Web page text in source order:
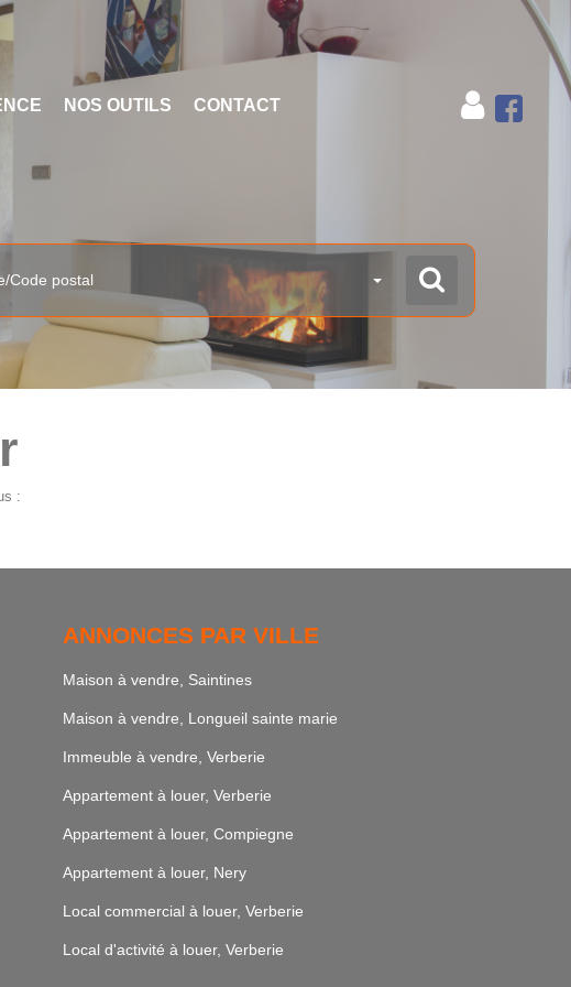
NOS OUTILS CONTACT
Code postal
:
ANNONCES PAR VILLE
Maison à vendre, Saintines
Maison à vendre, Longueil sainte marie
Immeuble à vendre, Verberie
Appartement à louer, Verberie
Appartement à louer, Compiegne
Appartement à louer, Nery
Local commercial à louer, Verberie
Local d'activité à louer, Verberie